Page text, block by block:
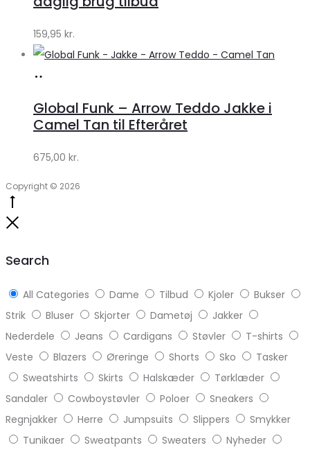
159,95 kr.
Lykke
Lykke
Global Funk – Arrow Teddo Jakke i
Camel Tan til Efteråret
675,00 kr.
Copyright © 2026
Search
All Categories Dame Tilbud Kjoler
Bukser
Strik
Bluser Skjorter Dametøj
Jakker
Nederdele
Jeans Cardigans Støvler
T-shirts
Veste
Blazers Øreringe Shorts Sko
Tasker
Sweatshirts
Skirts Halskæder
Tørklæder
Sandaler
Cowboystøvler Poloer
Sneakers
Regnjakker
Herre Jumpsuits Slippers
Smykker
Tunikaer
Sweatpants Sweaters
Nyheder